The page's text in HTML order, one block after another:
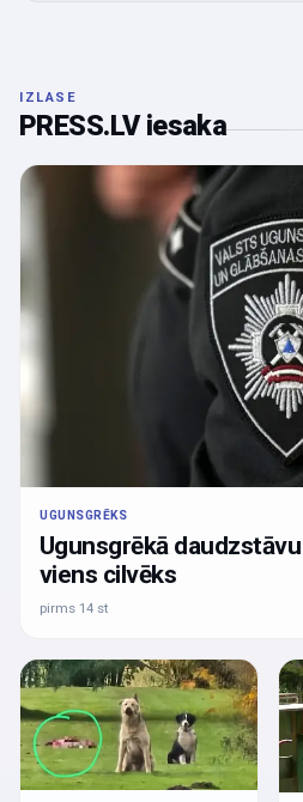
IZLASE
PRESS.LV iesaka
UGUNSGRĒKS
Ugunsgrēkā
viens cilvēks
pirms 14 st